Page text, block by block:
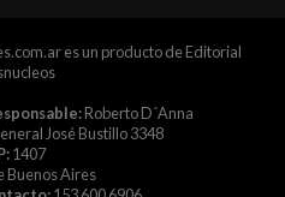
es un producto de Editorial
Roberto D´Anna
José Bustillo 3348
1407
Buenos Aires